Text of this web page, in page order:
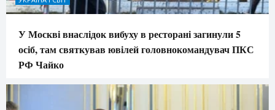
У Москві внаслідок вибуху в ресторані загинули 5
осіб, там святкував ювілей головнокомандувач ПКС
РФ Чайко